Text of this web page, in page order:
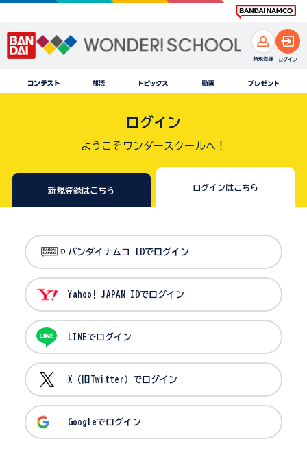
ログイン
ようこそワンダースクールへ！
新規登録はこちら ログインはこちら
バンダイナムコ IDでログイン
Yahoo! JAPAN IDでログイン
LINEでログイン
X（旧Twitter）でログイン
Googleでログイン